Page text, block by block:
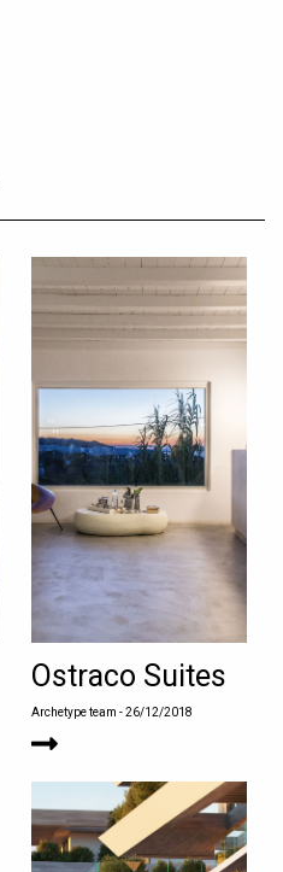
Ostraco Suites
Archetype team - 26/12/2018